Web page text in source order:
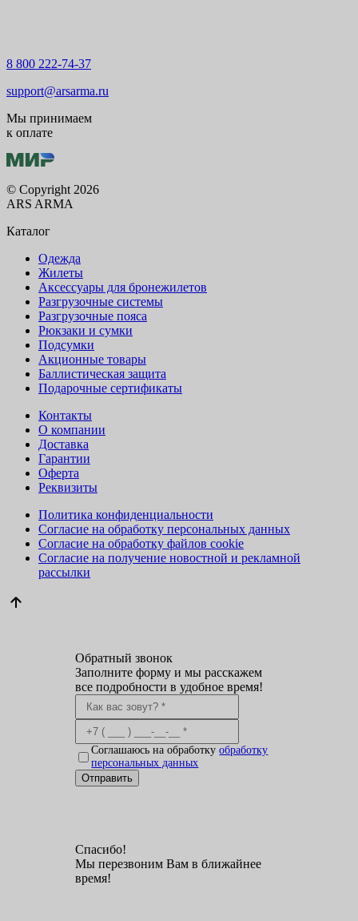
8 800 222-74-37
support@arsarma.ru
Мы принимаем
к оплате
© Copyright 2026
ARS ARMA
Каталог
Одежда
Жилеты
Аксессуары для бронежилетов
Разгрузочные системы
Разгрузочные пояса
Рюкзаки и сумки
Подсумки
Акционные товары
Баллистическая защита
Подарочные сертификаты
Контакты
О компании
Доставка
Гарантии
Оферта
Реквизиты
Политика конфиденциальности
Согласие на обработку персональных данных
Согласие на обработку файлов cookie
Согласие на получение новостной и рекламной
рассылки
Обратный звонок
Заполните форму и мы расскажем
все подробности в удобное время!
Соглашаюсь на обработкуобработку
персональных данных
Отправить
Спасибо!
Мы перезвоним Вам в ближайнее
время!